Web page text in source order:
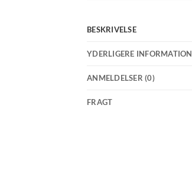
BESKRIVELSE
YDERLIGERE INFORMATION
ANMELDELSER (0)
FRAGT